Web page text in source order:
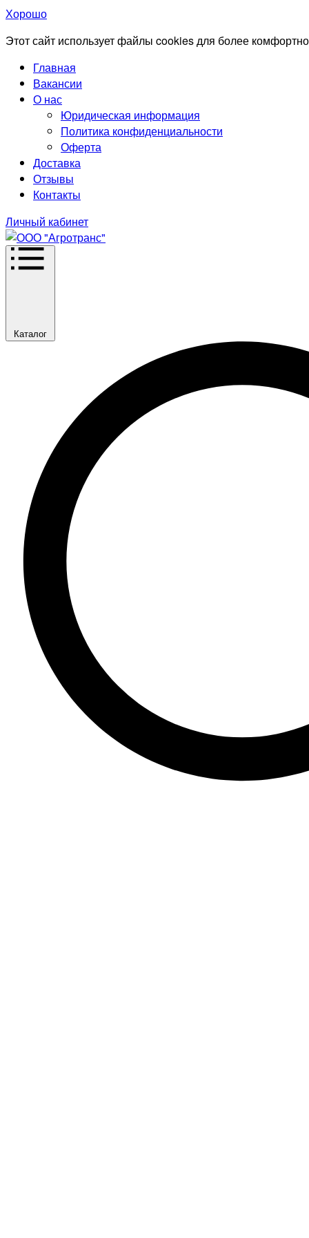
Хорошо
Этот сайт использует файлы cookies для более
Главная
Вакансии
О нас
Юридическая информация
Политика конфиденциальности
Оферта
Доставка
Отзывы
Контакты
Личный кабинет
Каталог